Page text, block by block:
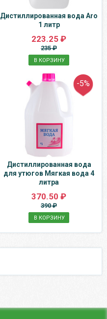
Дистиллированная вода Aro
1 литр
223.25 ₽
235 ₽
В КОРЗИНУ
-5%
Дистиллированная вода
для утюгов Мягкая вода 4
литра
370.50 ₽
390 ₽
В КОРЗИНУ